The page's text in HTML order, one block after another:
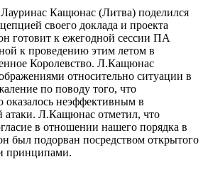
Кащюнас (Литва) поделился
своего доклада и проекта
готовит к ежегодной сессии ПА
к проведению этим летом в
Королевство. Л.Кащюнас
относительно ситуации в
по поводу того, что
оказалось неэффективным в
атаки. Л.Кащюнас отметил, что
в отношении нашего порядка в
был подорван посредством открытого
принципами.